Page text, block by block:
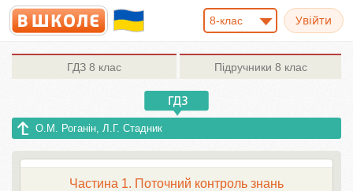
8-клас
ГДЗ 8 клас Підручники 8 клас
О.М. Роганін, Л.Г. Стадник
Частина 1. Поточний контроль знань